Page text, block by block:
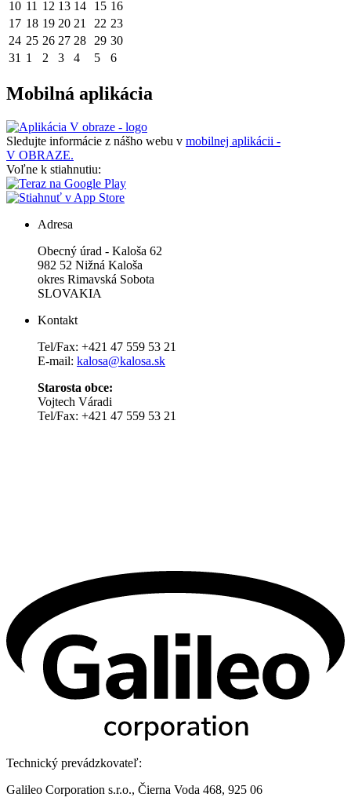
10 11 12 13 14 15 16
17 18 19 20 21 22 23
24 25 26 27 28 29 30
31 1 2 3 4 5 6
Mobilná aplikácia
Sledujte informácie z nášho webu v mobilnej aplikácii -
V OBRAZE.
Voľne k stiahnutiu:
Adresa
Obecný úrad - Kaloša 62
982 52 Nižná Kaloša
okres Rimavská Sobota
SLOVAKIA
Kontakt
Tel/Fax: +421 47 559 53 21
E-mail: kalosa@kalosa.sk
Starosta obce:
Vojtech Váradi
Tel/Fax: +421 47 559 53 21
Technický prevádzkovateľ:
Galileo Corporation s.r.o., Čierna Voda 468, 925 06